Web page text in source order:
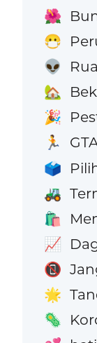
🌺
😷
👽
🏡
🎉
🏃
🗳️
🚜
🛍️
📈
📵
🌟
🦠